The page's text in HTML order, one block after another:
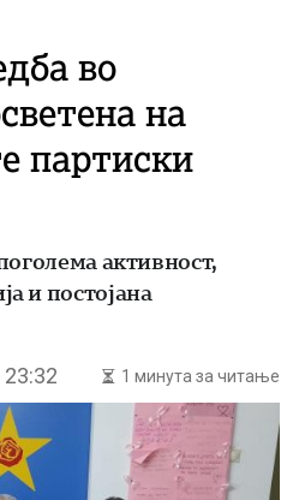
во
на
партиски
активност,
и постојана
1 минута за читање